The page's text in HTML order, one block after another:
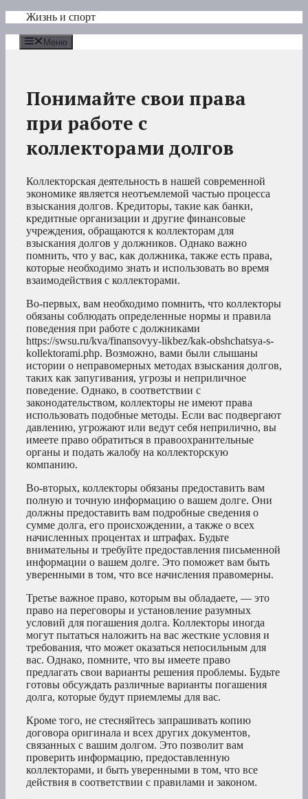
Перейти
содержимому
Жизнь и спорт
Меню
Понимайте свои права
при работе с
коллекторами долгов
Коллекторская деятельность в нашей современной
экономике является неотъемлемой частью процесса
взыскания долгов. Кредиторы, такие как банки,
кредитные организации и другие финансовые
учреждения, обращаются к коллекторам для
взыскания долгов у должников. Однако важно
помнить, что у вас, как должника, также есть права,
которые необходимо знать и использовать во время
взаимодействия с коллекторами.
Во-первых, вам необходимо помнить, что коллекторы
обязаны соблюдать определенные нормы и правила
поведения при работе с должниками
https://swsu.ru/kva/finansovyy-likbez/kak-obshchatsya-s-
kollektorami.php. Возможно, вами были слышаны
истории о неправомерных методах взыскания долгов,
таких как запугивания, угрозы и неприличное
поведение. Однако, в соответствии с
законодательством, коллекторы не имеют права
использовать подобные методы. Если вас подвергают
давлению, угрожают или ведут себя неприлично, вы
имеете право обратиться в правоохранительные
органы и подать жалобу на коллекторскую
компанию.
Во-вторых, коллекторы обязаны предоставить вам
полную и точную информацию о вашем долге. Они
должны предоставить вам подробные сведения о
сумме долга, его происхождении, а также о всех
начисленных процентах и штрафах. Будьте
внимательны и требуйте предоставления письменной
информации о вашем долге. Это поможет вам быть
уверенными в том, что все начисления правомерны.
Третье важное право, которым вы обладаете, — это
право на переговоры и установление разумных
условий для погашения долга. Коллекторы иногда
могут пытаться наложить на вас жесткие условия и
требования, что может оказаться непосильным для
вас. Однако, помните, что вы имеете право
предлагать свои варианты решения проблемы. Будьте
готовы обсуждать различные варианты погашения
долга, которые будут приемлемы для вас.
Кроме того, не стесняйтесь запрашивать копию
договора оригинала и всех других документов,
связанных с вашим долгом. Это позволит вам
проверить информацию, предоставленную
коллекторами, и быть уверенными в том, что все
действия в соответствии с правилами и законом.